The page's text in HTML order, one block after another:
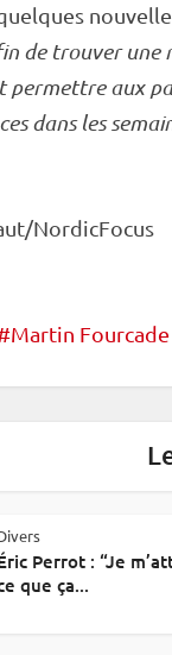
de trouver une
aux
dans les
NordicFocus
Martin
Perrot : “Je
que ça...